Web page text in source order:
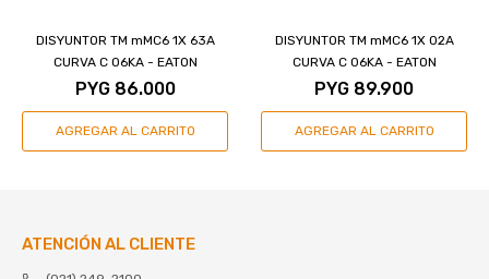
DISYUNTOR TM mMC6 1X 63A
CURVA C 06KA - EATON
PYG 86.000
DISYUNTOR TM mMC6 1X 02A
CURVA C 06KA - EATON
PYG 89.900
ATENCIÓN AL CLIENTE